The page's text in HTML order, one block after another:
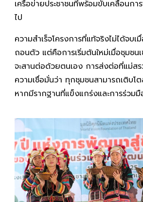
เครือข่ายประชาชนที่พร้อมขับเคลื่อนก
ไป
ความสำเร็จโครงการที่แท้จริงไม่ได้จบ
ถอนตัว แต่คือการเริ่มต้นใหม่เมื่อชุมช
จะสานต่อด้วยตนเอง การส่งต่อที่แม่ส
ความเชื่อมั่นว่า ทุกชุมชนสามารถเติบโ
หากมีรากฐานที่แข็งแกร่งและการร่วม